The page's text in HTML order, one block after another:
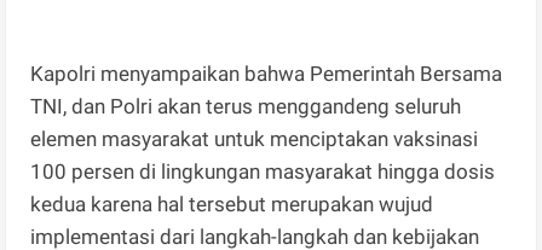
Kapolri menyampaikan bahwa Pemerintah Bersama
TNI, dan Polri akan terus menggandeng seluruh
elemen masyarakat untuk menciptakan vaksinasi
100 persen di lingkungan masyarakat hingga dosis
kedua karena hal tersebut merupakan wujud
implementasi dari langkah-langkah dan kebijakan